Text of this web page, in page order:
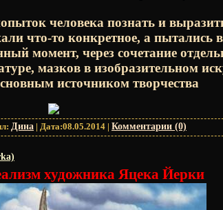
человека познать и
что-то конкретное, а пытались
момент, через сочетание
мазков в изобразительном
источником творчества
Дина | Дата:08.05.2014 | Комментарии (0)
художника Яцека Йерки